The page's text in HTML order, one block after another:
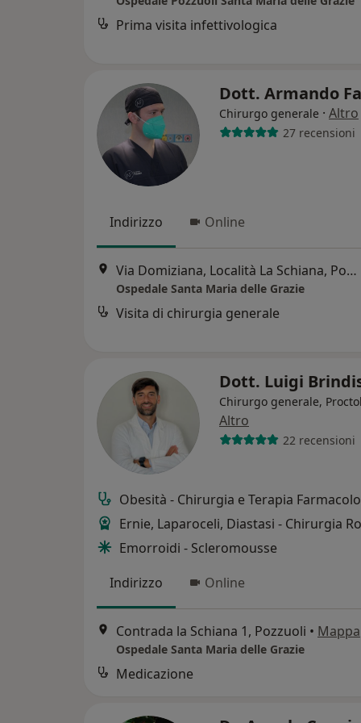
Prima visita infettivologica
Dott. Armando
Chirurgo generale · Altro
27 recensioni
Indirizzo Online
Via Domiziana, Località La Schiana, Pozzuoli
Ospedale Santa Maria delle Grazie
Visita di chirurgia generale
Dott. Luigi
Chirurgo generale,
Altro
22 recensioni
Obesità - Chirurgia e Terapia
Ernie, Laparoceli, Diastasi - Chirurgia
Emorroidi - Scleromousse
Indirizzo
Online
Contrada la Schiana 1, Pozzuoli • Mappa
Ospedale Santa Maria delle Grazie
Medicazione